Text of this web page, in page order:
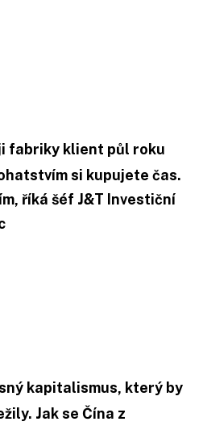
fabriky klient půl roku
si kupujete čas.
říká šéf J&T Investiční
kapitalismus, který by
Jak se Čína z